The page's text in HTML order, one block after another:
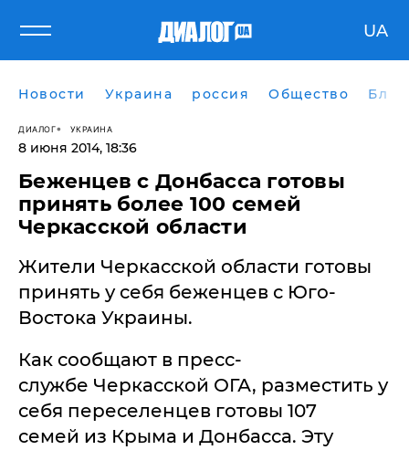
UA
Новости Украина россия Общество
ДИАЛОГ УКРАИНА
8 июня 2014, 18:36
Беженцев с Донбасса готовы
принять более 100 семей
Черкасской области
Жители Черкасской области готовы
принять у себя беженцев с Юго-
Востока Украины.
Как сообщают в пресс-
службе Черкасской ОГА, разместить у
себя переселенцев готовы 107
семей из Крыма и Донбасса. Эту